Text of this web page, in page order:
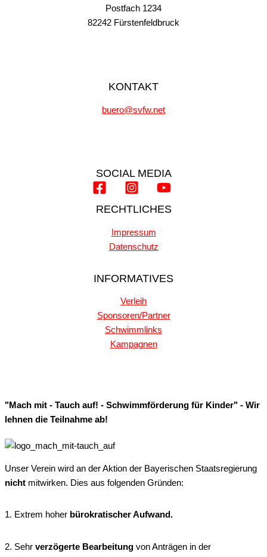
Postfach 1234
82242 Fürstenfeldbruck
KONTAKT
buero@svfw.net
SOCIAL MEDIA
RECHTLICHES
Impressum
Datenschutz
INFORMATIVES
Verleih
Sponsoren/Partner
Schwimmlinks
Kampagnen
"Mach mit - Tauch auf! - Schwimmförderung für Kinder" - Wir
lehnen die Teilnahme ab!
Unser Verein wird an der Aktion der Bayerischen Staatsregierung
nicht mitwirken. Dies aus folgenden Gründen:
1. Extrem hoher bürokratischer Aufwand.
2. Sehr verzögerte Bearbeitung von Anträgen in der